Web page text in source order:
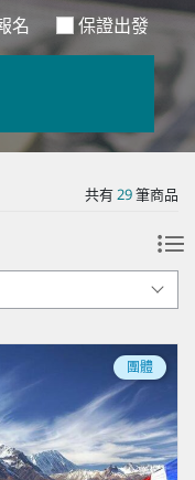
名 保證出發
共有29筆商品
團體